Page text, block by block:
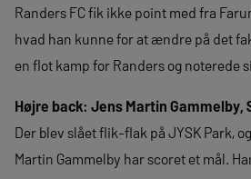
Randers FC fik ikke point med fra
hvad han kunne for at ændre på det
en flot kamp for Randers og noterede
Højre back: Jens Martin Gammelby,
Der blev slået flik-flak på JYSK Park,
Martin Gammelby har scoret et mål.